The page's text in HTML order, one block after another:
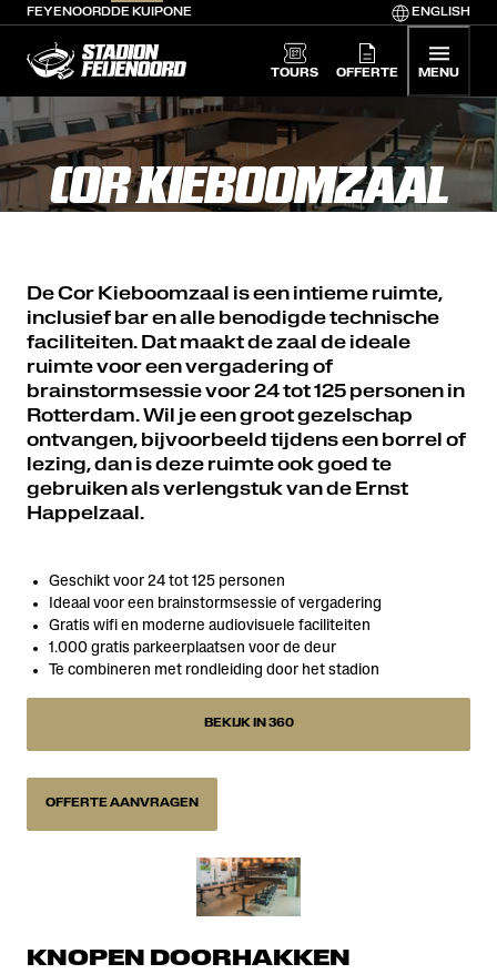
FEYENOORDDE KUIPONE ENGLISH
MENU
TOURS OFFERTE
COR KIEBOOMZAAL
De Cor Kieboomzaal is een intieme ruimte,
inclusief bar en alle benodigde technische
faciliteiten. Dat maakt de zaal de ideale
ruimte voor een vergadering of
brainstormsessie voor 24 tot 125 personen in
Rotterdam. Wil je een groot gezelschap
ontvangen, bijvoorbeeld tijdens een borrel of
lezing, dan is deze ruimte ook goed te
gebruiken als verlengstuk van de Ernst
Happelzaal.
Geschikt voor 24 tot 125 personen
Ideaal voor een brainstormsessie of vergadering
Gratis wifi en moderne audiovisuele faciliteiten
1.000 gratis parkeerplaatsen voor de deur
Te combineren met rondleiding door het stadion
BEKIJK IN 360
OFFERTE AANVRAGEN
KNOPEN DOORHAKKEN